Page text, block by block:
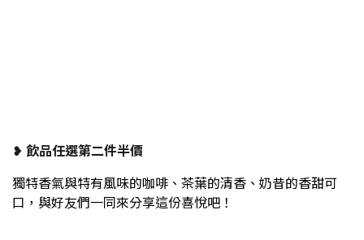
❥ 飲品任選第二件半價
獨特香氣與特有風味的咖啡、茶葉的清香、奶昔的香甜可
口，與好友們一同來分享這份喜悅吧！